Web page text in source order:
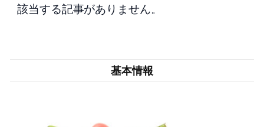
該当する記事がありません。
基本情報